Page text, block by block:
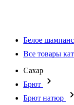
Белое
Все товары
Сахар
Брют
Брют натюр